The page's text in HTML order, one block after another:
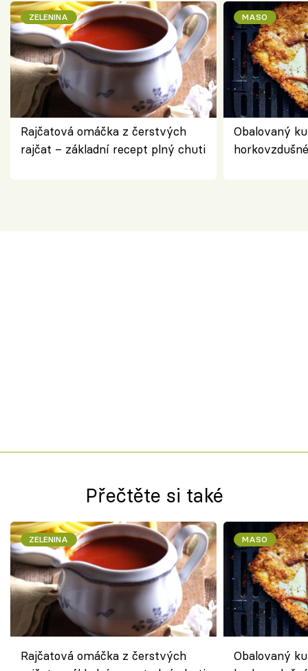
ZELENINA
Rajčatová omáčka z čerstvých
rajčat – základní recept plný chuti
MASO
Obalovaný
Přečtěte si také
ZELENINA
Rajčatová omáčka z čerstvých
MASO
Obalovaný